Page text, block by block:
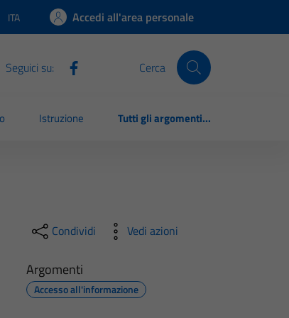
Lingua attiva:
ITA Accedi all'area personale
Seguici su: Cerca
Istruzione Tutti gli argomenti...
Condividi Vedi azioni
Argomenti
Accesso all'informazione